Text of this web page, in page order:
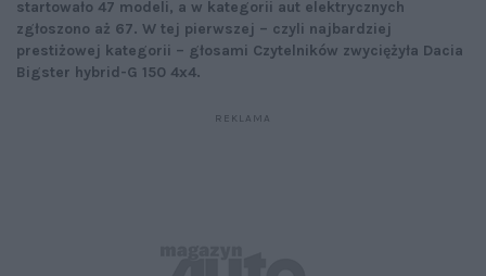
startowało 47 modeli, a w kategorii aut elektrycznych
zgłoszono aż 67. W tej pierwszej – czyli najbardziej
prestiżowej kategorii – głosami Czytelników zwyciężyła Dacia
Bigster hybrid-G 150 4x4.